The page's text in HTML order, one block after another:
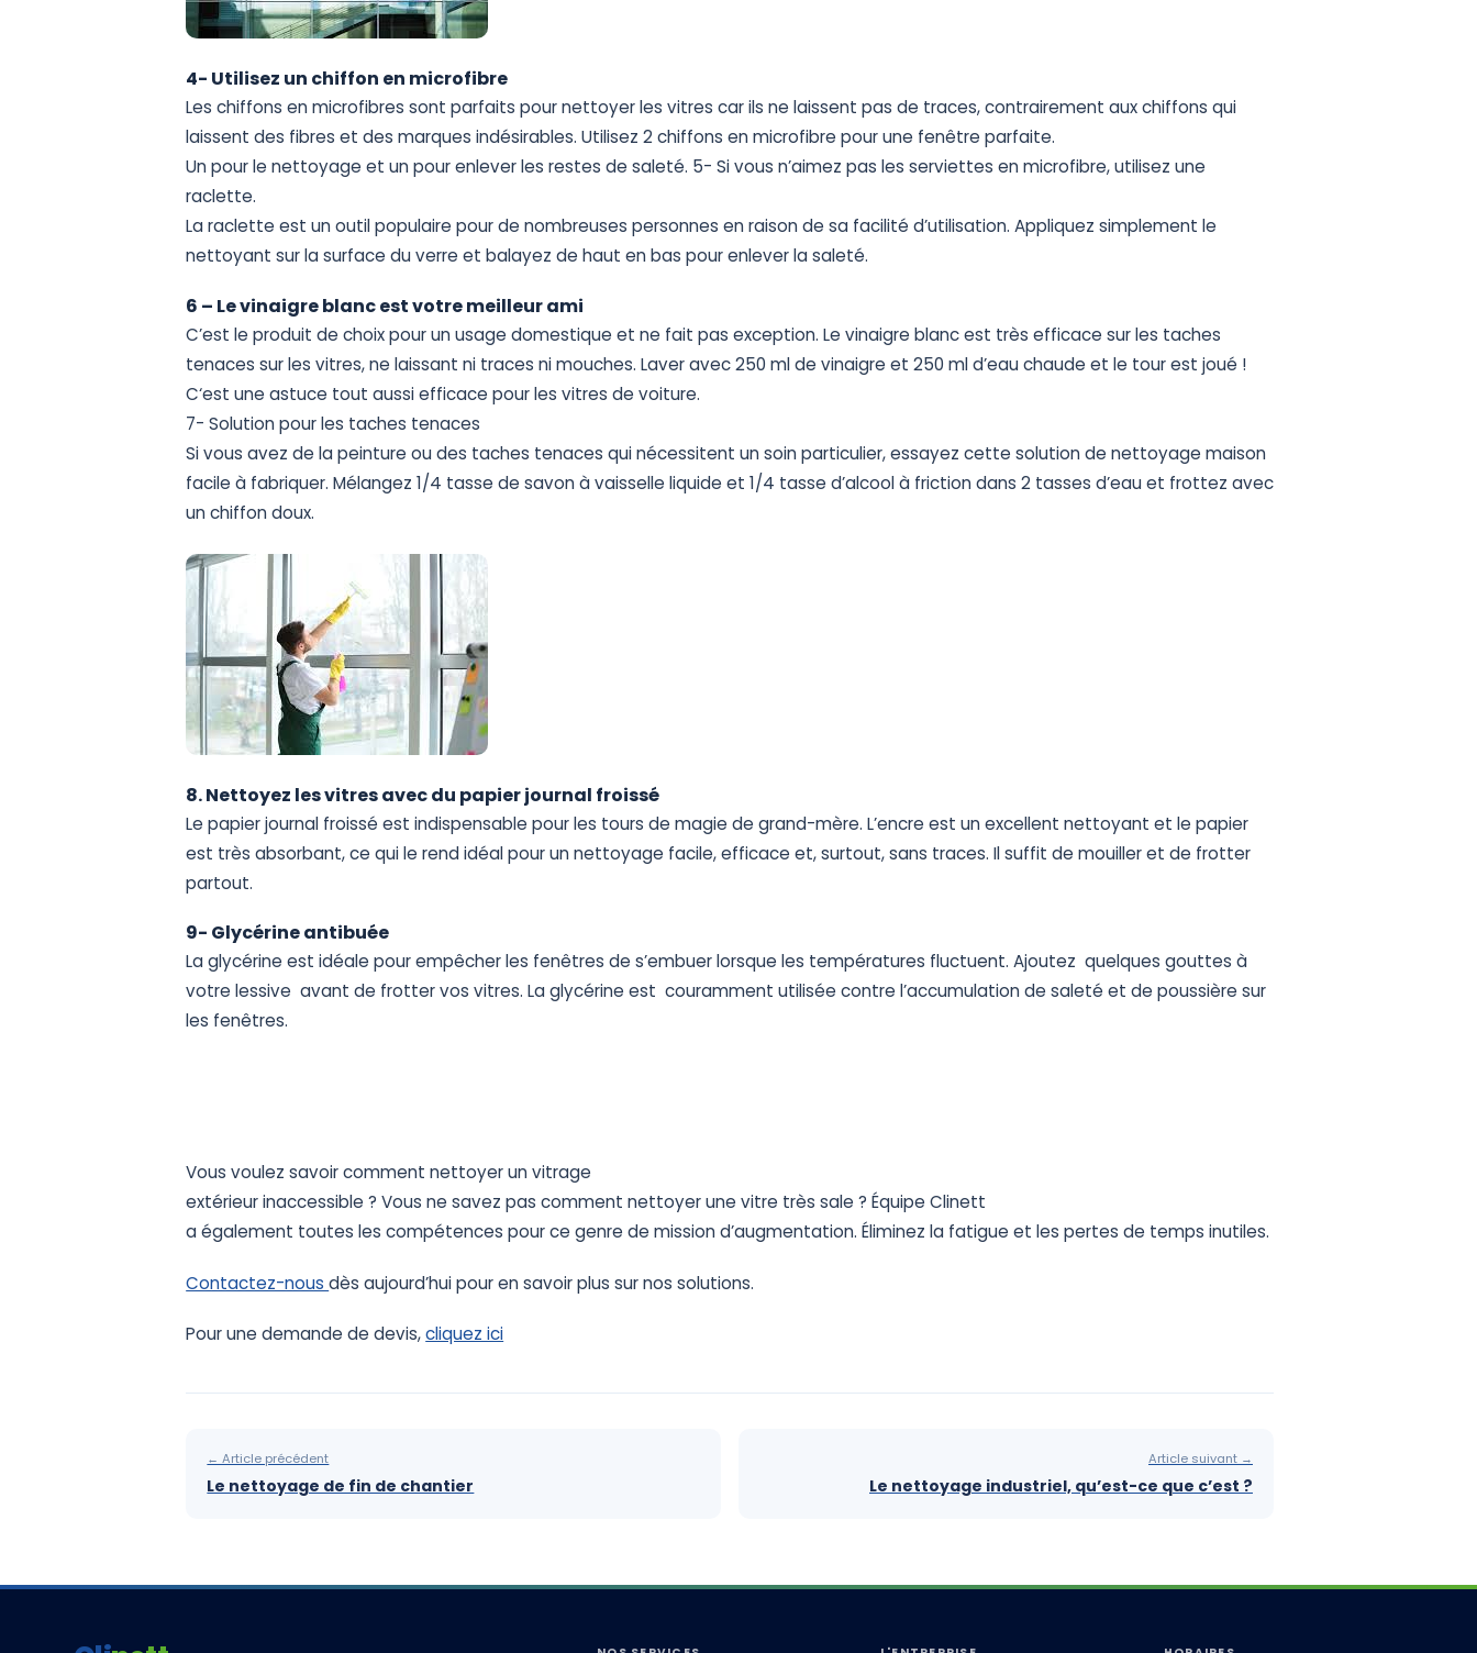
4- Utilisez un chiffon en microfibre
Les chiffons enmicrofibres sont parfaits pournettoyerles vitres carils ne laissent pas de traces,contrairement auxchiffons qui
laissent des fibres et des marques indésirables. Utilisez 2chiffons enmicrofibre pourune fenêtre parfaite.
Unpourle nettoyage et unpourenleverles restes de saleté. 5- Sivous n’aimez pas les serviettes enmicrofibre,utilisez une
raclette.
Laraclette est unoutilpopulaire pourde nombreuses personnes enraisonde sa facilité d’utilisation. Appliquez simplement le
nettoyant surlasurface duverre et balayez de haut enbas pourenleverlasaleté.
6 – Levinaigreblancestvotremeilleurami
C’est le produit de choixpourunusage domestique et ne fait pas exception. Le vinaigre blancest très efficace surles taches
tenaces surles vitres,ne laissant ni traces nimouches. Laveravec250 mlde vinaigre et 250 mld’eauchaude et le tourest joué !
C‘est une astuce tout aussiefficace pourles vitres de voiture.
7- Solutionpourles taches tenaces
Sivous avez de lapeinture oudes taches tenaces quinécessitent unsoinparticulier,essayez cette solutionde nettoyage maison
facile à fabriquer. Mélangez 1/4 tasse de savonàvaisselle liquide et 1/4 tasse d’alcoolà frictiondans 2 tasses d’eauet frottez avec
unchiffondoux.
8.Nettoyez lesvitresavecdu papierjournal froissé
Le papierjournal froissé est indispensable pourles tours de magie de grand-mère. L’encre est unexcellent nettoyant et le papier
est très absorbant,ce quile rendidéalpourunnettoyage facile,efficace et,surtout,sans traces. Ilsuffit de mouilleret de frotter
partout.
9- Glycérineantibuée
Laglycérine est idéale pourempêcherles fenêtres de s’embuerlorsque les températures fluctuent. Ajoutez quelques gouttes à
votre lessive avant de frottervos vitres.Laglycérine est couramment utilisée contre l’accumulationde saleté et de poussière sur
les fenêtres.
Vous voulez savoircomment nettoyerunvitrage
extérieurinaccessible ? Vous ne savez pas comment nettoyerune vitre très sale ? Équipe Clinett
aégalement toutes les compétences pource genre de missiond’augmentation. Éliminez la fatigue et les pertes de temps inutiles.
Contactez-nousdès aujourd’hui pour en savoir plus sur nos solutions.
Pour une demande de devis,cliquez ici
← Article précédent
Le nettoyage de fin de chantier
Article suivant →
Le nettoyage industriel, qu’est-ce que c’est ?